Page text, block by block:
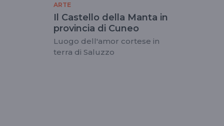
ARTE
Il Castello della Manta in
provincia di Cuneo
Luogo dell'amor cortese in
terra di Saluzzo